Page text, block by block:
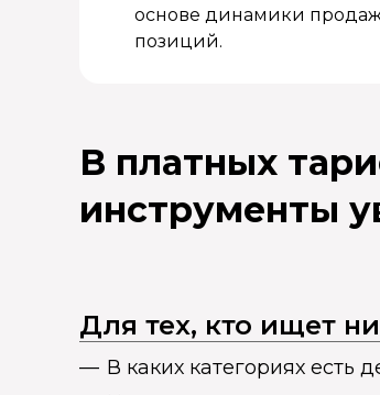
основе динамики
позиций.
В платных
инструменты
Для тех, кто ищет
В каких категориях есть